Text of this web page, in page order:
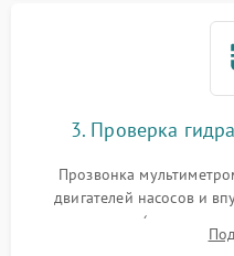
3. Проверка
Прозвонка
двигателей насосов и
прессостата (датчика
концевика дверцы и